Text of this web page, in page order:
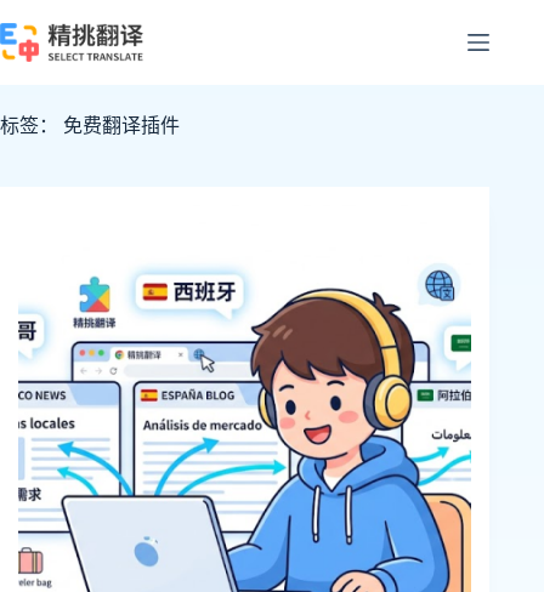
至
标签：
免费翻译插件